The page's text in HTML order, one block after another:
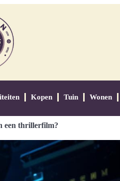
Kopen Tuin Wonen
een thrillerfilm?